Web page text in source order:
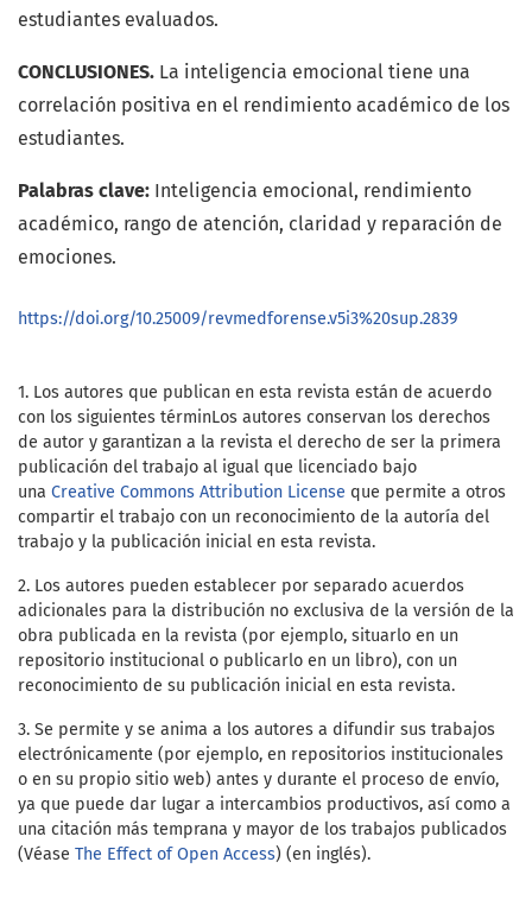
estudiantes evaluados.
CONCLUSIONES. La inteligencia emocional tiene una
correlación positiva en el rendimiento académico de los
estudiantes.
Palabras clave: Inteligencia emocional, rendimiento
académico, rango de atención, claridad y reparación de
emociones.
https://doi.org/10.25009/revmedforense.v5i3%20sup.2839
1. Los autores que publican en esta revista están de acuerdo
con los siguientes términLos autores conservan los derechos
de autor y garantizan a la revista el derecho de ser la primera
publicación del trabajo al igual que licenciado bajo
una Creative Commons Attribution License que permite a otros
compartir el trabajo con un reconocimiento de la autoría del
trabajo y la publicación inicial en esta revista.
2. Los autores pueden establecer por separado acuerdos
adicionales para la distribución no exclusiva de la versión de la
obra publicada en la revista (por ejemplo, situarlo en un
repositorio institucional o publicarlo en un libro), con un
reconocimiento de su publicación inicial en esta revista.
3. Se permite y se anima a los autores a difundir sus trabajos
electrónicamente (por ejemplo, en repositorios institucionales
o en su propio sitio web) antes y durante el proceso de envío,
ya que puede dar lugar a intercambios productivos, así como a
una citación más temprana y mayor de los trabajos publicados
(Véase The Effect of Open Access) (en inglés).